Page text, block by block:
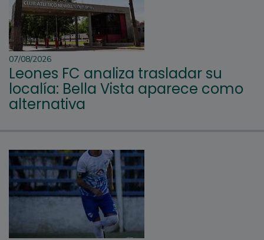
07/08/2026
Leones FC analiza trasladar su
localía: Bella Vista aparece como
alternativa